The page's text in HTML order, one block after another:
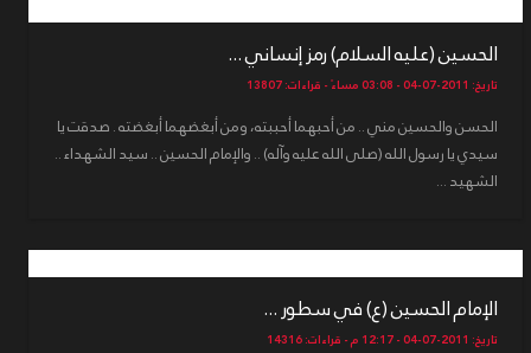
الحسين (عليه السلام) رمز إنساني ...
تاريخ: 2011-07-04 - 03:08 مساءً - قراءات: 13807
الحسن والحسين مني .. من أحبهما أحببته، ومن أبغضهما أبغضته . صدقت يا
سيدي يا رسول الله (صلى الله عليه وآله) .. والإمام الحسين .. سيد الشهداء ..
الشهيد ...
الإمام الحسين (ع) في سطور ...
تاريخ: 2011-07-04 - 12:17 م - قراءات: 14316